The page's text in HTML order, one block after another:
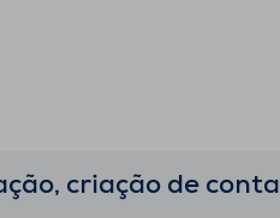
criação de conta